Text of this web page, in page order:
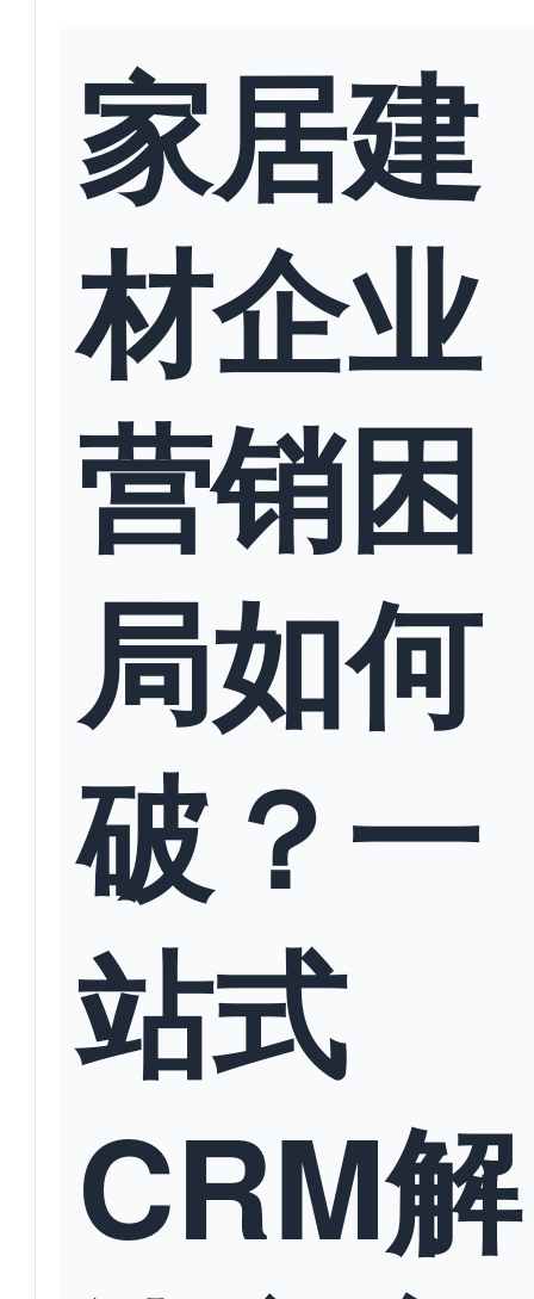
家居建
材企业
营销困
局如何
破？一
站式
CRM解